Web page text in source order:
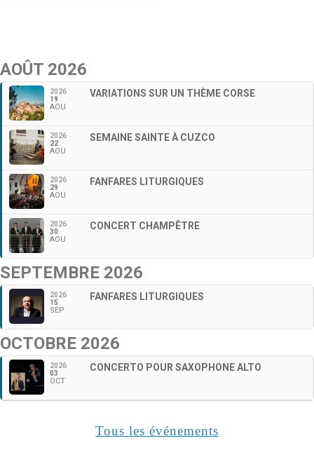
AOÛT 2026
2026
19
AOU
VARIATIONS SUR UN THÈME CORSE
2026
22
AOU
SEMAINE SAINTE À CUZCO
2026
29
AOU
FANFARES LITURGIQUES
2026
30
AOU
CONCERT CHAMPÊTRE
SEPTEMBRE 2026
2026
15
SEP
FANFARES LITURGIQUES
OCTOBRE 2026
2026
03
OCT
CONCERTO POUR SAXOPHONE ALTO
Tous les événements